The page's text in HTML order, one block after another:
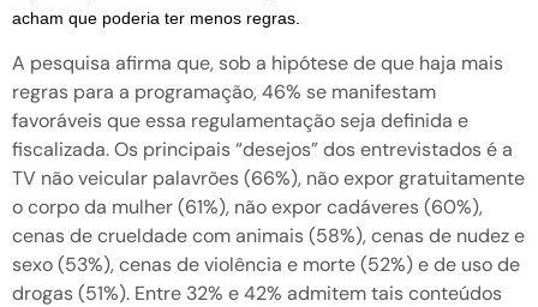
acham que poderia ter menos regras.
A pesquisa afirma que, sob a hipótese de que haja mais
regras para a programação, 46% se manifestam
favoráveis que essa regulamentação seja definida e
fiscalizada. Os principais “desejos” dos entrevistados é a
TV não veicular palavrões (66%), não expor gratuitamente
o corpo da mulher (61%), não expor cadáveres (60%),
cenas de crueldade com animais (58%), cenas de nudez e
sexo (53%), cenas de violência e morte (52%) e de uso de
drogas (51%). Entre 32% e 42% admitem tais conteúdos